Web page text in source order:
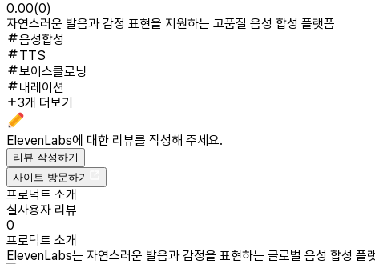
0.00(0)
자연스러운 발음과 감정 표현을 지원하는 고품질 음성 합성 플랫폼
음성합성
TTS
보이스클로닝
내레이션
3개 더보기
ElevenLabs에 대한 리뷰를 작성해 주세요.
리뷰 작성하기
사이트 방문하기
프로덕트 소개
실사용자 리뷰
0
프로덕트 소개
ElevenLabs는 자연스러운 발음과 감정을 표현하는 글로벌 음성 합성 플